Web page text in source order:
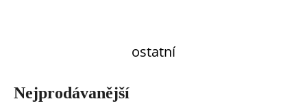
ostatní
Nejprodávanější